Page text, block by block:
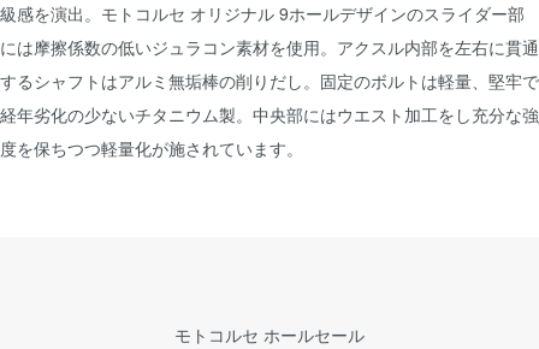
級感を演出。モトコルセ オリジナル 9ホールデザインのスライダー部
には摩擦係数の低いジュラコン素材を使用。アクスル内部を左右に貫通
するシャフトはアルミ無垢棒の削りだし。固定のボルトは軽量、堅牢で
経年劣化の少ないチタニウム製。中央部にはウエスト加工をし充分な強
度を保ちつつ軽量化が施されています。
モトコルセ ホールセール